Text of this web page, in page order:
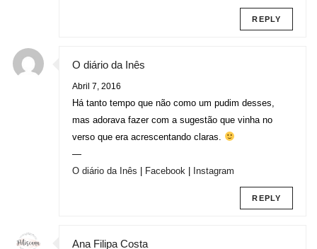
REPLY
O diário da Inês
Abril 7, 2016
Há tanto tempo que não como um pudim desses,
mas adorava fazer com a sugestão que vinha no
verso que era acrescentando claras.
—
O diário da Inês
Facebook Instagram
REPLY
Ana Filipa Costa